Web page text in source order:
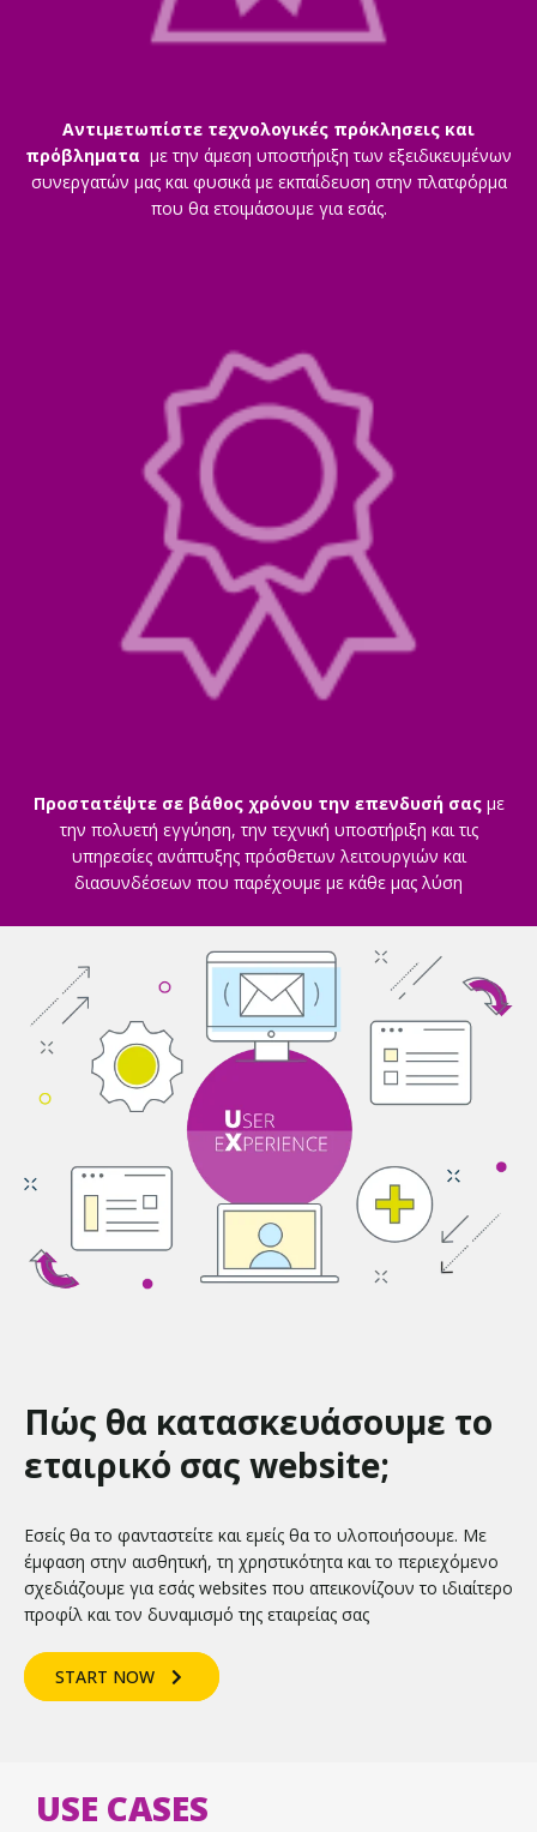
Αντιμετωπίστε τεχνολογικές πρόκλησεις και
πρόβληματα με την άμεση υποστήριξη των εξειδικευμένων
συνεργατών μας και φυσικά με εκπαίδευση στην πλατφόρμα
που θα ετοιμάσουμε για εσάς.
Προστατέψτε σε βάθος χρόνου την επενδυσή σαςμε
την πολυετή εγγύηση, την τεχνική υποστήριξη και τις
υπηρεσίες ανάπτυξης πρόσθετων λειτουργιών και
διασυνδέσεων που παρέχουμε με κάθε μας λύση
Πώς θα κατασκευάσουμε το
εταιρικό σας website;
Εσείς θα το φανταστείτε και εμείς θα το υλοποιήσουμε. Με
έμφαση στην αισθητική, τη χρηστικότητα και το περιεχόμενο
σχεδιάζουμε για εσάς websites που απεικονίζουν το ιδιαίτερο
προφίλ και τον δυναμισμό της εταιρείας σας
START NOW
USE CASES